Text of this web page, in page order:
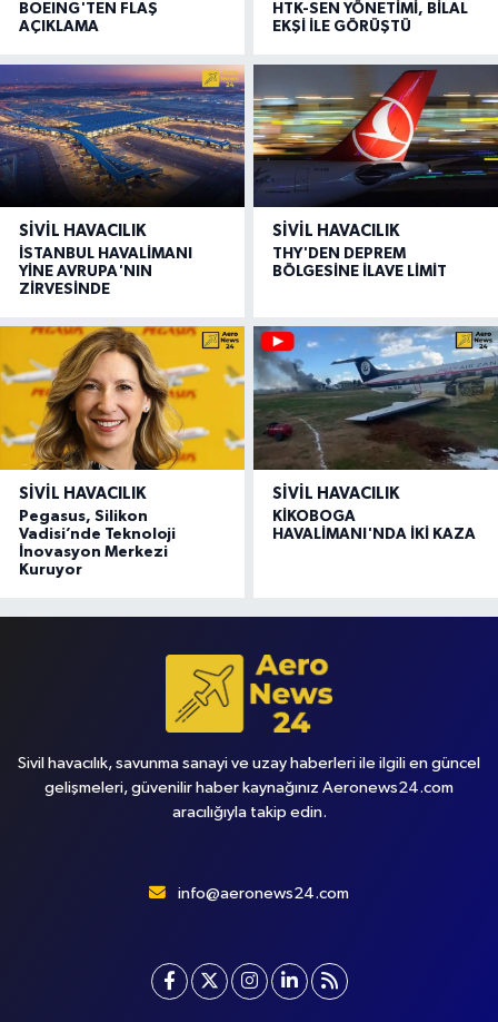
BOEING'TEN FLAŞ
AÇIKLAMA
HTK-SEN YÖNETİMİ, BİLAL
EKŞİ İLE GÖRÜŞTÜ
SIVIL HAVACILIK
İSTANBUL HAVALİMANI
YİNE AVRUPA'NIN
ZİRVESİNDE
SIVIL HAVACILIK
THY'DEN DEPREM
BÖLGESİNE İLAVE LİMİT
SIVIL HAVACILIK
Pegasus, Silikon
Vadisi’nde Teknoloji
İnovasyon Merkezi
Kuruyor
SIVIL HAVACILIK
KİKOBOGA
HAVALİMANI'NDA İKİ KAZA
Sivil havacılık, savunma sanayi ve uzay haberleri ile ilgili en güncel
gelişmeleri, güvenilir haber kaynağınız Aeronews24.com
aracılığıyla takip edin.
info@aeronews24.com